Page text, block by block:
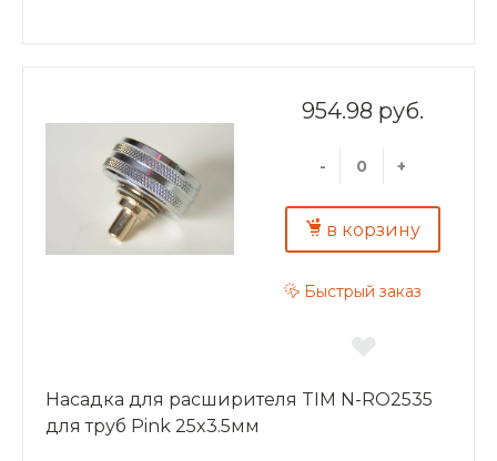
954.98 руб.
- +
в корзину
Быстрый заказ
Насадка для расширителя TIM N-RO2535
для труб Pink 25x3.5мм